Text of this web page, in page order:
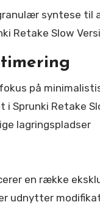
syntese
Retake Slow
på
Sprunki Retake
lagringspladser
en række
udnytter